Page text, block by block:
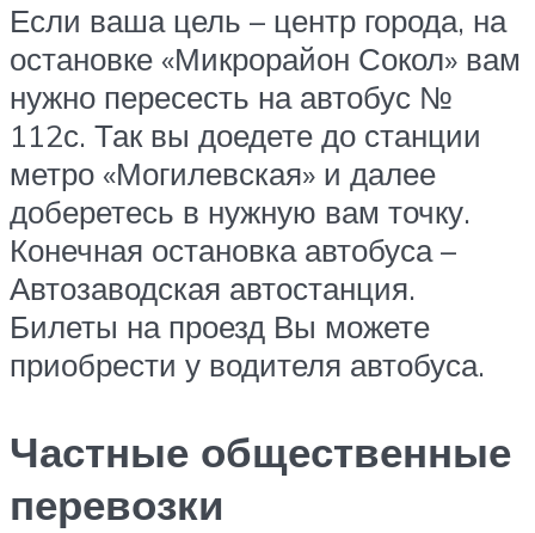
Если ваша цель – центр города, на
остановке «Микрорайон Сокол» вам
нужно пересесть на автобус №
112с. Так вы доедете до станции
метро «Могилевская» и далее
доберетесь в нужную вам точку.
Конечная остановка автобуса –
Автозаводская автостанция.
Билеты на проезд Вы можете
приобрести у водителя автобуса.
Частные общественные
перевозки